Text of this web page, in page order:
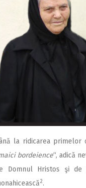
la ridicarea primelor
bordeience“, adică
Domnul Hristos şi de
2.